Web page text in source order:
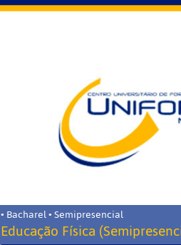
• Bacharel • Semipresencial
Educação Física